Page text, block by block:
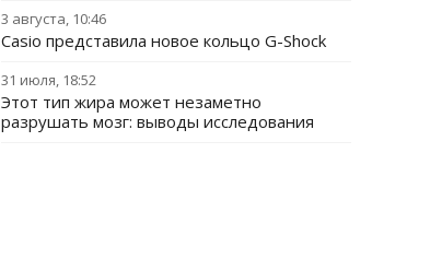
3 августа, 10:46
Casio представила новое кольцо G-Shock
31 июля, 18:52
Этот тип жира может незаметно
разрушать мозг: выводы исследования